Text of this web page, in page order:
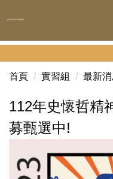
到
容
首頁 實習組 最新消
112年史懷哲精
募甄選中!